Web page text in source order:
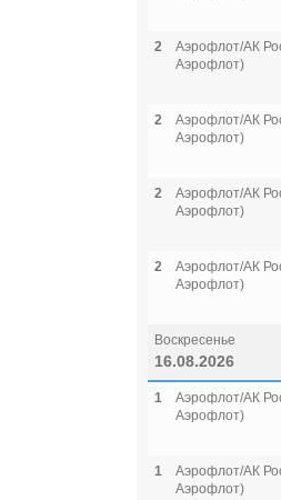
2
Аэрофлот/АК
Аэрофлот)
2
Аэрофлот/АК
Аэрофлот)
2
Аэрофлот/АК
Аэрофлот)
2
Аэрофлот/АК
Аэрофлот)
Воскресенье
16.08.2026
1
Аэрофлот/АК
Аэрофлот)
1
Аэрофлот/АК
Аэрофлот)